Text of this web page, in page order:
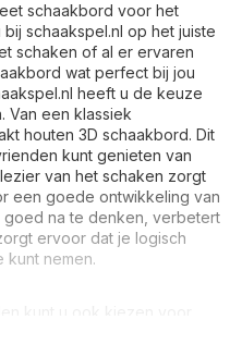
schaakbord voor het
schaakspel.nl op het juiste
schaken of al er ervaren
wat perfect bij jou
heeft u de keuze
Van een klassiek
houten 3D schaakbord. Dit
kunt genieten van
van het schaken zorgt
een goede ontwikkeling van
goed na te denken, verbetert
ervoor dat je logisch
nemen.
Naast het schaken op